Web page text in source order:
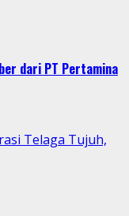
dari PT Pertamina
Telaga Tujuh,